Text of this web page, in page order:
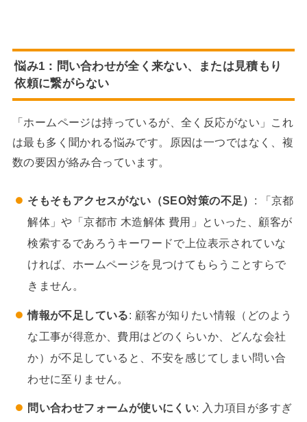
悩み1：問い合わせが全く来ない、または見積もり
依頼に繋がらない
「ホームページは持っているが、全く反応がない」これ
は最も多く聞かれる悩みです。原因は一つではなく、複
数の要因が絡み合っています。
そもそもアクセスがない（SEO対策の不足） : 「京都
解体」や「京都市 木造解体 費用」といった、顧客が
検索するであろうキーワードで上位表示されていな
ければ、ホームページを見つけてもらうことすらで
きません。
情報が不足している: 顧客が知りたい情報（どのよう
な工事が得意か、費用はどのくらいか、どんな会社
か）が不足していると、不安を感じてしまい問い合
わせに至りません。
問い合わせフォームが使いにくい: 入力項目が多すぎ